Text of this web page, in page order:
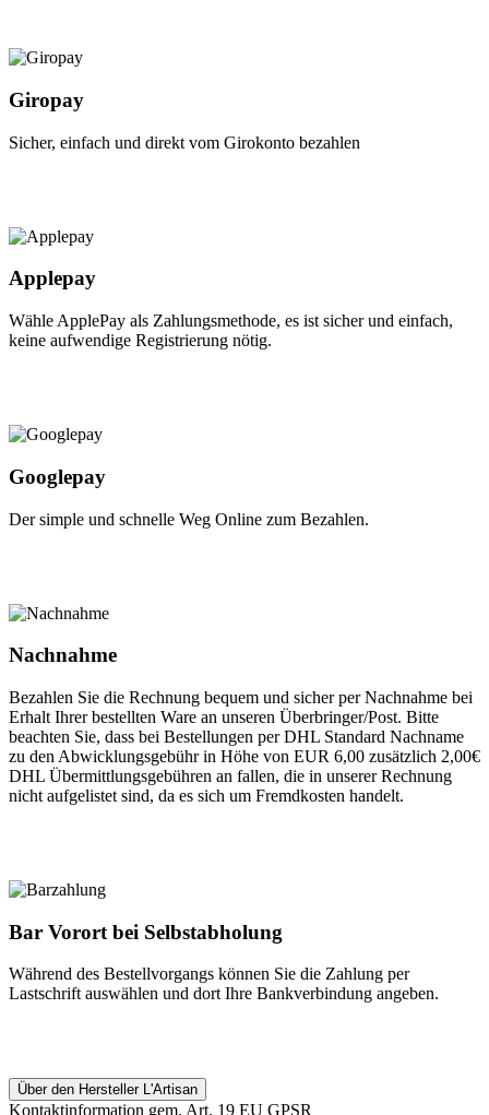
Giropay
Sicher, einfach und direkt vom Girokonto bezahlen
Applepay
Wähle ApplePay als Zahlungsmethode, es ist sicher und einfach,
keine aufwendige Registrierung nötig.
Googlepay
Der simple und schnelle Weg Online zum Bezahlen.
Nachnahme
Bezahlen Sie die Rechnung bequem und sicher per Nachnahme bei
Erhalt Ihrer bestellten Ware an unseren Überbringer/Post. Bitte
beachten Sie, dass bei Bestellungen per DHL Standard Nachname
zu den Abwicklungsgebühr in Höhe von EUR 6,00 zusätzlich 2,00€
DHL Übermittlungsgebühren an fallen, die in unserer Rechnung
nicht aufgelistet sind, da es sich um Fremdkosten handelt.
Bar Vorort bei Selbstabholung
Während des Bestellvorgangs können Sie die Zahlung per
Lastschrift auswählen und dort Ihre Bankverbindung angeben.
Über den Hersteller L'Artisan
Kontaktinformation gem. Art. 19 EU GPSR